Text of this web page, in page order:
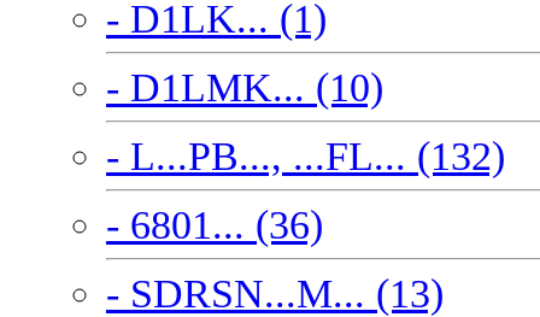
- D1LK... (1)
- D1LMK... (10)
- L...PB..., ...FL... (132)
- 6801... (36)
- SDRSN...M... (13)